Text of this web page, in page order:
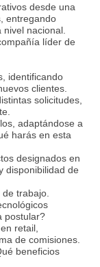
desde una
entregando
nacional.
líder de
identificando
clientes.
solicitudes,
adaptándose a
harás en esta
designados en
disponibilidad de
trabajo.
postular?
retail,
de comisiones.
beneficios